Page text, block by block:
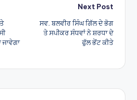
Next Post
ਸਵ. ਬਲਵੀਰ ਸਿੰਘ ਗਿੱਲ ਦੇ ਭੋਗ
ਤੇ ਸਪੀਕਰ ਸੰਧਵਾਂ ਨੇ ਸ਼ਰਧਾ ਦੇ
ਫੁੱਲ ਭੇਂਟ ਕੀਤੇ